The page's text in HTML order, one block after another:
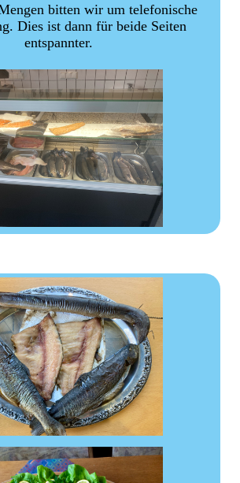
bitten wir um telefonische
Dies ist dann für beide Seiten
entspannter.